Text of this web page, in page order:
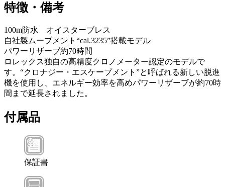
特徴・備考
100m防水 オイスターブレス
自社製ムーブメント“cal.3235”搭載モデル
パワーリザーブ約70時間
ロレックス独自の高精度クロノメーター認定のモデルで
す。“クロナジー・エスケープメント”と呼ばれる新しい脱進
機を使用し、エネルギー効率を高めパワーリザーブが約70時
間まで延長されました。
付属品
保証書